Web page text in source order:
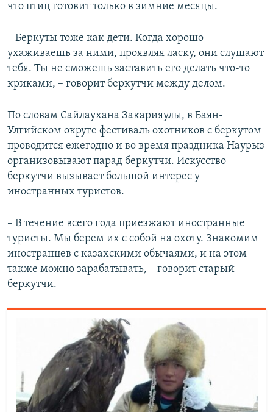
что птиц готовит только в зимние месяцы.
– Беркуты тоже как дети. Когда хорошо
ухаживаешь за ними, проявляя ласку, они слушают
тебя. Ты не сможешь заставить его делать что-то
криками, – говорит беркутчи между делом.
По словам Сайлаухана Закарияулы, в Баян-
Улгийском округе фестиваль охотников с беркутом
проводится ежегодно и во время праздника Наурыз
организовывают парад беркутчи. Искусство
беркутчи вызывает большой интерес у
иностранных туристов.
– В течение всего года приезжают иностранные
туристы. Мы берем их с собой на охоту. Знакомим
иностранцев с казахскими обычаями, и на этом
также можно зарабатывать, – говорит старый
беркутчи.